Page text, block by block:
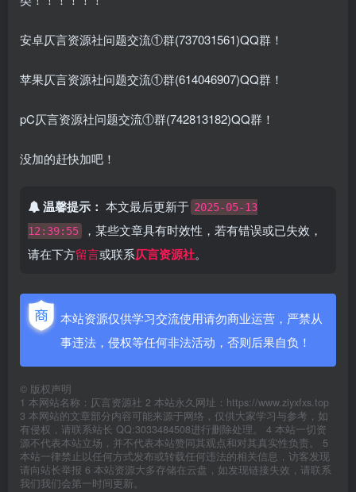
安卓仄言资源社问题交流①群(737031561)QQ群！
苹果仄言资源社问题交流①群(614046907)QQ群！
pC仄言资源社问题交流①群(742813182)QQ群！
没加的赶快加吧！
温馨提示： 本文最后更新于 2025-05-13
12:39:55
，某些文章具有时效性，若有错误或已失效，
请在下方留言或联系仄言资源社。
本站资源仅供学习交流使用请勿商业运营，严禁从
事违法，侵权等任何非法活动，否则后果自负！
© 版权声明
1 本网站名称：仄言资源社 2 本站永久网址：https://www.ziyxfxs.top
3 本网站的文章部分内容可能来源于网络，仅供大家学习与参考，如
有侵权，请联系站长 QQ:3033484508进行删除处理。 4 本站一切资
源不代表本站立场，并不代表本站赞同其观点和对其真实性负责。 5
本站一律禁止以任何方式发布或转载任何违法的相关信息，访客发现
请向站长举报 6 本站资源大多存储在云盘，如发现链接失效，请联系
我们我们会第一时间更新。